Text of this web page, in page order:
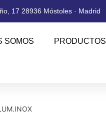
17 28936 Móstoles · Madrid
SOMOS PRODUCTOS